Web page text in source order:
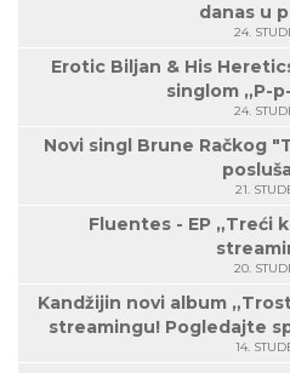
danas u
24.
Erotic Biljan & His
singlom „P-
24.
Novi singl Brune Račkog
21.
Fluentes - EP „Treći
20.
Kandžijin novi album
streamingu! Pogledajte
14.